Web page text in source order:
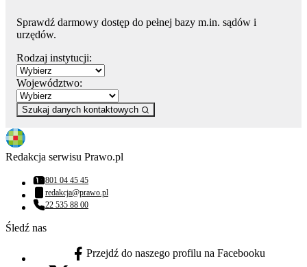
Sprawdź darmowy dostęp do pełnej bazy m.in. sądów i
urzędów.
Rodzaj instytucji:
Województwo:
Szukaj danych kontaktowych
Redakcja serwisu Prawo.pl
Numer telefonu:
801 04 45 45
Adres email:
redakcja@prawo.pl
Numer telefonu:
22 535 88 00
Śledź nas
facebook - otwiera się w nowej karcie
Przejdź do naszego profilu na Facebooku